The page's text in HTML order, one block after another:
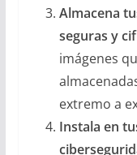
Almacena
seguras y
imágenes
extremo a
Instala en